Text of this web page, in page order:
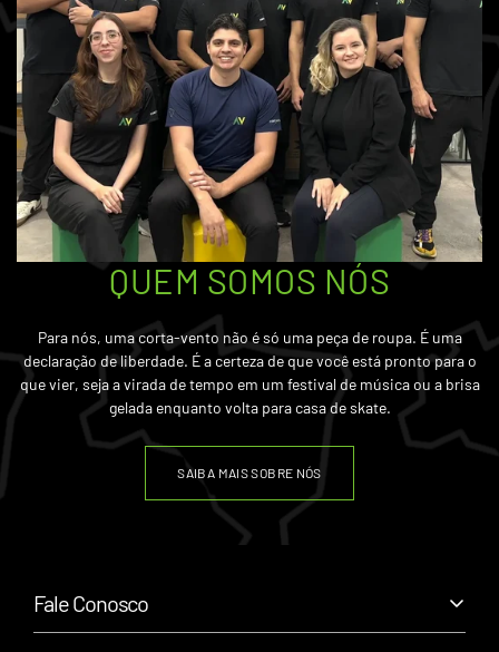
QUEM SOMOS NÓS
Para nós, uma corta-vento não é só uma peça de roupa. É uma
declaração de liberdade. É a certeza de que você está pronto para o
que vier, seja a virada de tempo em um festival de música ou a brisa
gelada enquanto volta para casa de skate.
SAIBA MAIS SOBRE NÓS
Fale Conosco
+55 (43) 99159-2622